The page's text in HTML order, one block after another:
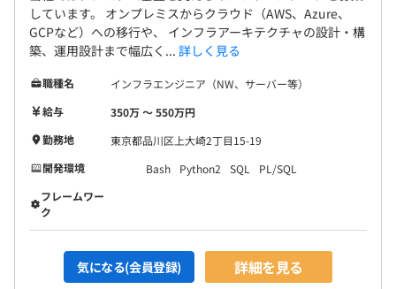
しています。 オンプレミスからクラウド（AWS、Azure、
GCPなど）への移行や、 インフラアーキテクチャの設計・構
築、運用設計まで幅広く... 詳しく見る
職種名
インフラエンジニア（NW、サーバー等）
給与
350万 〜 550万円
勤務地
東京都品川区上大崎2丁目15-19
開発環境
Bash Python2 SQL
PL/SQL
フレームワー
ク
気になる(会員登録) 詳細を見る